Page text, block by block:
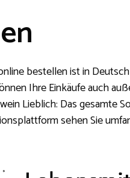
bestellen ist in
Ihre Einkäufe auch
Lieblich: Das gesamte
sehen Sie